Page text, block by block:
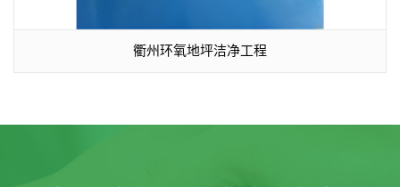
衢州环氧地坪洁净工程